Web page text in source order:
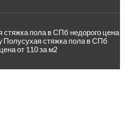
пола в СПб недорого цена
Полусухая стяжка пола в СПб
от 110 за м2